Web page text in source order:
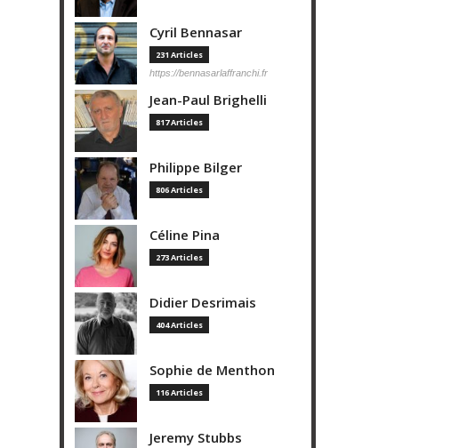
Cyril Bennasar
231 Articles
https://bennasarlaffranchi.fr
Jean-Paul Brighelli
817 Articles
Philippe Bilger
806 Articles
Céline Pina
273 Articles
Didier Desrimais
404 Articles
Sophie de Menthon
116 Articles
Jeremy Stubbs